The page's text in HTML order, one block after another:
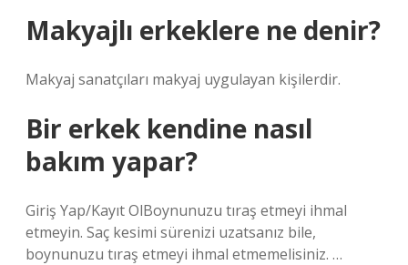
Makyajlı erkeklere ne denir?
Makyaj sanatçıları makyaj uygulayan kişilerdir.
Bir erkek kendine nasıl
bakım yapar?
Giriş Yap/Kayıt OlBoynunuzu tıraş etmeyi ihmal
etmeyin. Saç kesimi sürenizi uzatsanız bile,
boynunuzu tıraş etmeyi ihmal etmemelisiniz. …